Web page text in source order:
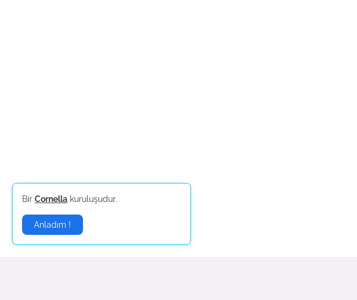
Bir Cornella kuruluşudur.
Anladım !